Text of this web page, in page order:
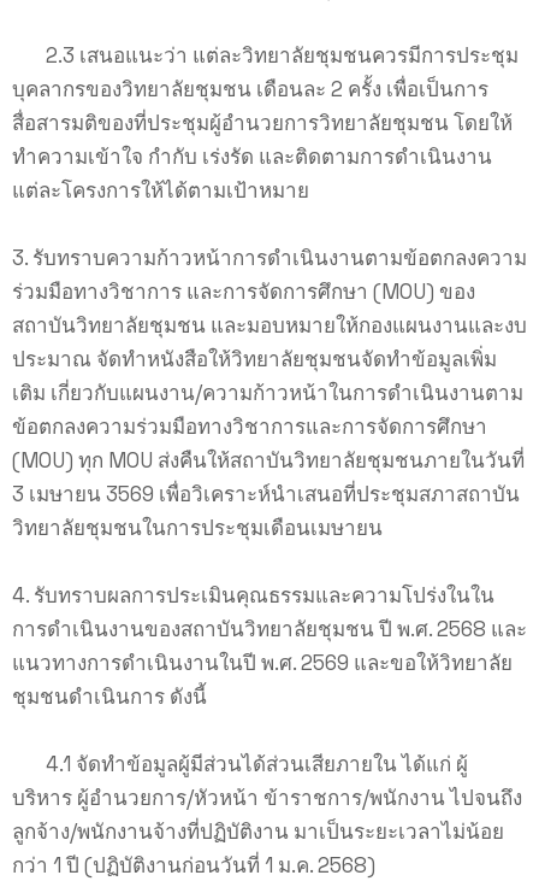
2.3 เสนอแนะว่า แต่ละวิทยาลัยชุมชนควรมีการประชุม
บุคลากรของวิทยาลัยชุมชน เดือนละ 2 ครั้ง เพื่อเป็นการ
สื่อสารมติของที่ประชุมผู้อำนวยการวิทยาลัยชุมชน โดยให้
ทำความเข้าใจ กำกับ เร่งรัด และติดตามการดำเนินงาน
แต่ละโครงการให้ได้ตามเป้าหมาย
3. รับทราบความก้าวหน้าการดำเนินงานตามข้อตกลงความ
ร่วมมือทางวิชาการ และการจัดการศึกษา (MOU) ของ
สถาบันวิทยาลัยชุมชน และมอบหมายให้กองแผนงานและงบ
ประมาณ จัดทำหนังสือให้วิทยาลัยชุมชนจัดทำข้อมูลเพิ่ม
เติม เกี่ยวกับแผนงาน/ความก้าวหน้าในการดำเนินงานตาม
ข้อตกลงความร่วมมือทางวิชาการและการจัดการศึกษา
(MOU) ทุก MOU ส่งคืนให้สถาบันวิทยาลัยชุมชนภายในวันที่
3 เมษายน 3569 เพื่อวิเคราะห์นำเสนอที่ประชุมสภาสถาบัน
วิทยาลัยชุมชนในการประชุมเดือนเมษายน
4. รับทราบผลการประเมินคุณธรรมและความโปร่งในใน
การดำเนินงานของสถาบันวิทยาลัยชุมชน ปี พ.ศ. 2568 และ
แนวทางการดำเนินงานในปี พ.ศ. 2569 และขอให้วิทยาลัย
ชุมชนดำเนินการ ดังนี้
4.1 จัดทำข้อมูลผู้มีส่วนได้ส่วนเสียภายใน ได้แก่ ผู้
บริหาร ผู้อำนวยการ/หัวหน้า ข้าราชการ/พนักงาน ไปจนถึง
ลูกจ้าง/พนักงานจ้างที่ปฏิบัติงาน มาเป็นระยะเวลาไม่น้อย
กว่า 1 ปี (ปฏิบัติงานก่อนวันที่ 1 ม.ค. 2568)